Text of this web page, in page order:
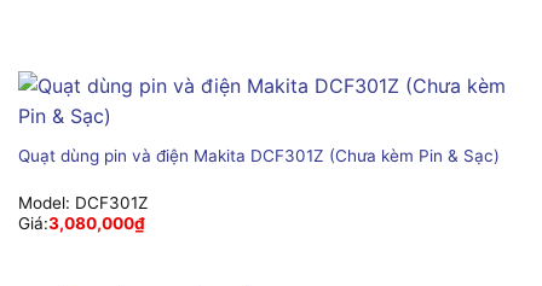
Quạt dùng pin và điện Makita DCF301Z (Chưa kèm Pin & Sạc)
Model: DCF301Z
Giá:3,080,000₫